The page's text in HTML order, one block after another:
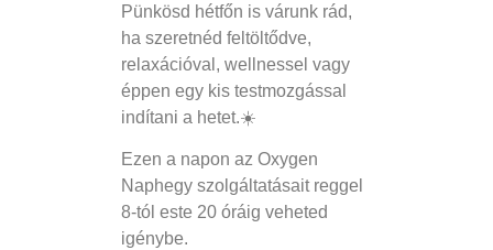
Pünkösd hétfőn is várunk rád,
ha szeretnéd feltöltődve,
relaxációval, wellnessel vagy
éppen egy kis testmozgással
indítani a hetet.☀️
Ezen a napon az Oxygen
Naphegy szolgáltatásait reggel
8-tól este 20 óráig veheted
igénybe.